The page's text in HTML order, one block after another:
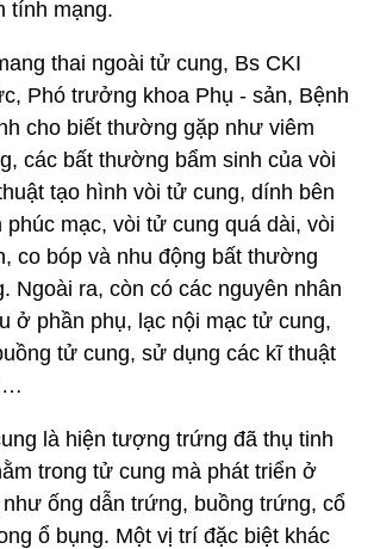
tính mạng.
thai ngoài tử cung, Bs CKI
Phó trưởng khoa Phụ - sản, Bệnh
cho biết thường gặp như viêm
các bất thường bẩm sinh của vòi
tạo hình vòi tử cung, dính bên
phúc mạc, vòi tử cung quá dài, vòi
co bóp và nhu động bất thường
Ngoài ra, còn có các nguyên nhân
ở phần phụ, lạc nội mạc tử cung,
tử cung, sử dụng các kĩ thuật
là hiện tượng trứng đã thụ tinh
trong tử cung mà phát triển ở
ống dẫn trứng, buồng trứng, cổ
ổ bụng. Một vị trí đặc biệt khác